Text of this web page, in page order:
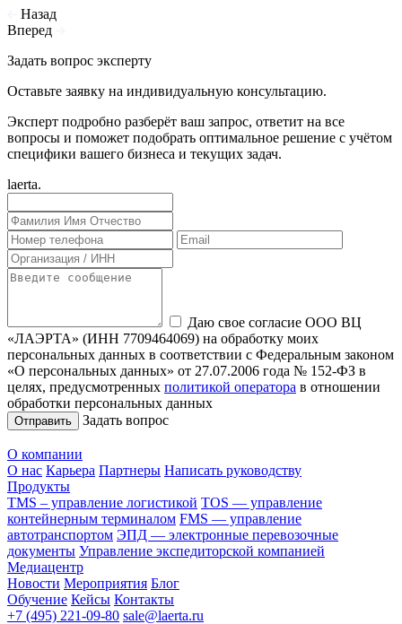
Назад
Вперед
Задать вопрос эксперту
Оставьте заявку на индивидуальную консультацию.
Эксперт подробно разберёт ваш запрос, ответит на все
вопросы и поможет подобрать оптимальное решение с учётом
специфики вашего бизнеса и текущих задач.
laerta.
Даю свое согласие ООО ВЦ
«ЛАЭРТА» (ИНН 7709464069) на обработку моих
персональных данных в соответствии с Федеральным законом
«О персональных данных» от 27.07.2006 года № 152-ФЗ в
целях, предусмотренных политикой оператора в отношении
обработки персональных данных
Задать вопрос
О компании
О нас Карьера Партнеры Написать руководству
Продукты
TMS – управление логистикой TOS — управление
контейнерным терминалом FMS — управление
автотранспортом ЭПД — электронные перевозочные
документы Управление экспедиторской компанией
Медиацентр
Новости Мероприятия Блог
Обучение Кейсы Контакты
+7 (495) 221-09-80 sale@laerta.ru